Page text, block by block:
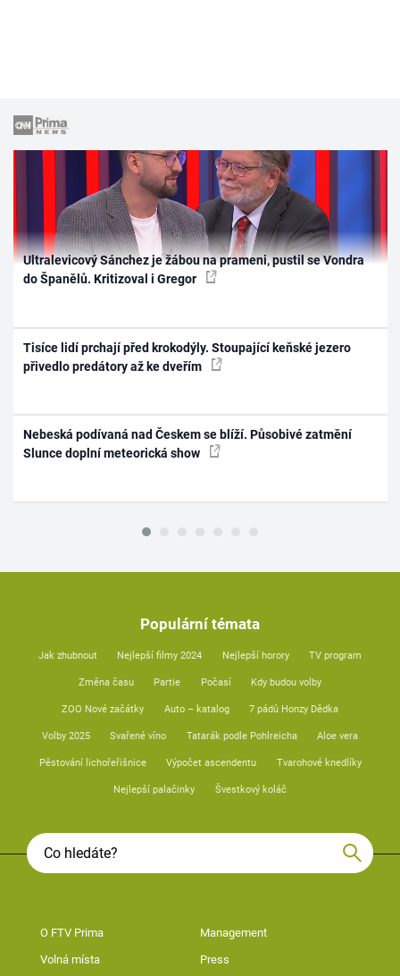
Ultralevicový Sánchez je žábou na prameni, pustil se Vondra
do Španělů. Kritizoval i Gregor
Tisíce lidí prchají před krokodýly. Stoupající keňské jezero
přivedlo predátory až ke dveřím
Nebeská podívaná nad Českem se blíží. Působivé zatmění
Slunce doplní meteorická show
Populární témata
Jak zhubnout Nejlepší filmy 2024 Nejlepší horory TV program
Změna času Partie Počasí Kdy budou volby
ZOO Nové začátky Auto – katalog 7 pádů Honzy Dědka
Volby 2025 Svařené víno Tatarák podle Pohlreicha Aloe vera
Pěstování lichořeřišnice Výpočet ascendentu Tvarohové knedlíky
Nejlepší palačinky Švestkový koláč
O FTV Prima Management
Volná místa Press